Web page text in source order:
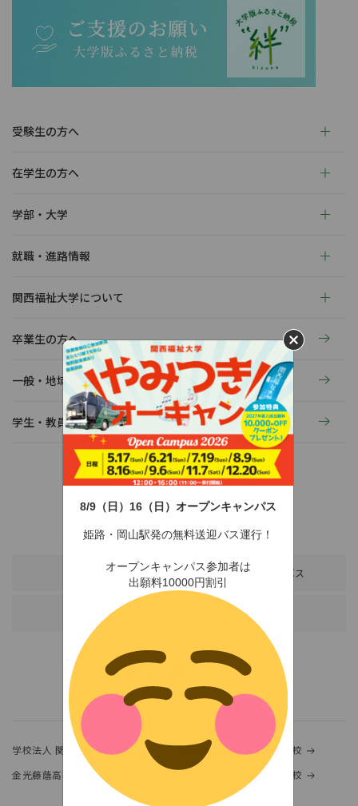
8/9（日）16（日）オープンキャンパス
姫路・岡山駅発の無料送迎バス運行！
オープンキャンパス参加者は
出願料10000円割引
受験生の方へ
在学生の方へ
学部・大学
就職・進路情報
関西福祉大学について
卒業生の方へ
一般・地域の方へ
学生・教員の活動
〒678-0255 兵庫県赤穂市新田380-3
TEL：0791-46-2525（代）FAX：0791-46-2526
アクセス スクールバス
学校法人 関西金光学園
金光大阪中学校・高等学校
金光藤蔭高等学校
金光八尾中学校・高等学校